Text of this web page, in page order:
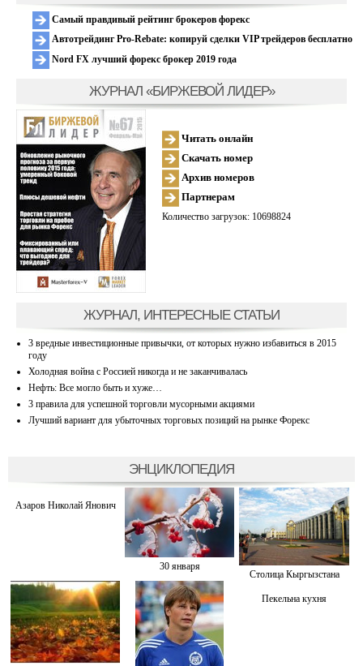
Самый правдивый рейтинг брокеров форекс
Автотрейдинг Pro-Rebate: копируй сделки VIP трейдеров бесплатно
Nord FX лучший форекс брокер 2019 года
ЖУРНАЛ «БИРЖЕВОЙ ЛИДЕР»
Читать онлайн
Скачать номер
Архив номеров
Партнерам
Количество загрузок: 10698824
ЖУРНАЛ, ИНТЕРЕСНЫЕ СТАТЬИ
3 вредные инвестиционные привычки, от которых нужно избавиться в 2015
году
Холодная война с Россией никогда и не заканчивалась
Нефть: Все могло быть и хуже…
3 правила для успешной торговли мусорными акциями
Лучший вариант для убыточных торговых позиций на рынке Форекс
ЭНЦИКЛОПЕДИЯ
Азаров Николай Янович
30 января
Столица Кыргызстана
Пекельна кухня